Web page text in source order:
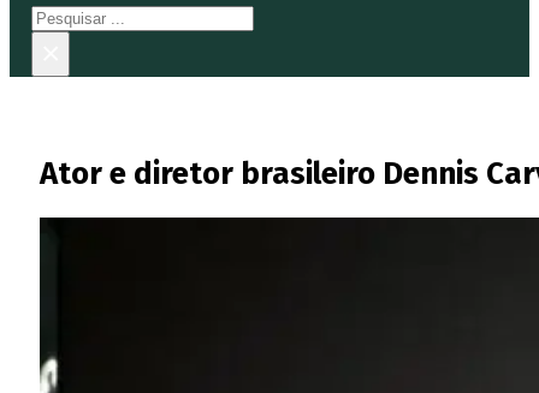
Pesquisar
Ator e diretor brasileiro Dennis